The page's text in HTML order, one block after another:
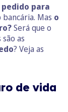
para
Mas o
Será que o
as
? Veja as
de vida